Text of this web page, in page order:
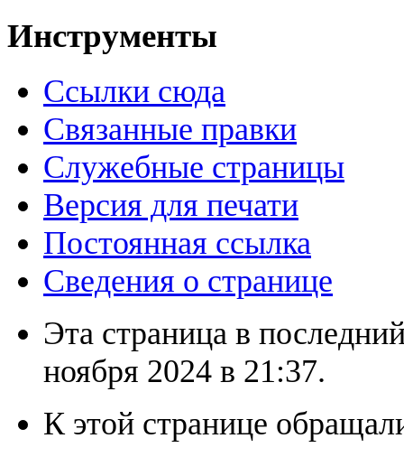
Инструменты
Ссылки сюда
Связанные правки
Служебные страницы
Версия для печати
Постоянная ссылка
Сведения о странице
Эта страница в
ноября 2024 в 21:37.
К этой странице